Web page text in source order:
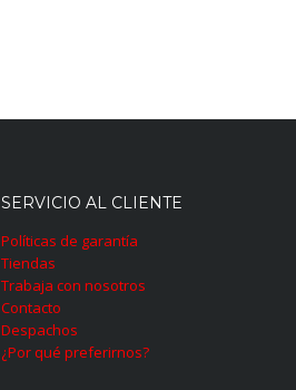
SERVICIO AL CLIENTE
Políticas de garantía
Tiendas
Trabaja con nosotros
Contacto
Despachos
¿Por qué preferirnos?